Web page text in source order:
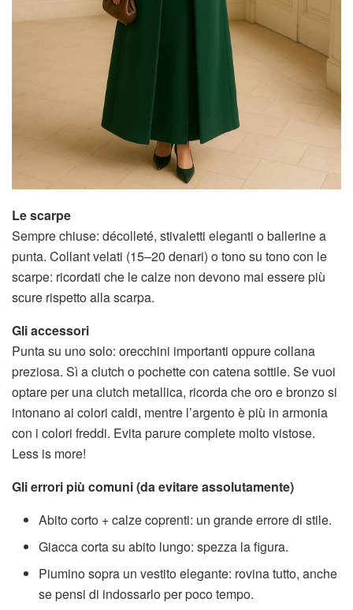
Le scarpe
Sempre chiuse: décolleté, stivaletti eleganti o ballerine a
punta. Collant velati (15–20 denari) o tono su tono con le
scarpe: ricordati che le calze non devono mai essere più
scure rispetto alla scarpa.
Gli accessori
Punta su uno solo: orecchini importanti oppure collana
preziosa. Sì a clutch o pochette con catena sottile. Se vuoi
optare per una clutch metallica, ricorda che oro e bronzo si
intonano ai colori caldi, mentre l’argento è più in armonia
con i colori freddi. Evita parure complete molto vistose.
Less is more!
Gli errori più comuni (da evitare assolutamente)
Abito corto + calze coprenti: un grande errore di stile.
Giacca corta su abito lungo: spezza la figura.
Piumino sopra un vestito elegante: rovina tutto, anche
se pensi di indossarlo per poco tempo.